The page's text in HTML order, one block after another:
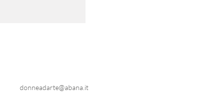
donneadarte@abana.it